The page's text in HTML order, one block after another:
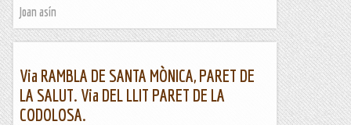
Joan asín
Via RAMBLA DE SANTA MÒNICA, PARET DE
LA SALUT. Via DEL LLIT PARET DE LA
CODOLOSA.